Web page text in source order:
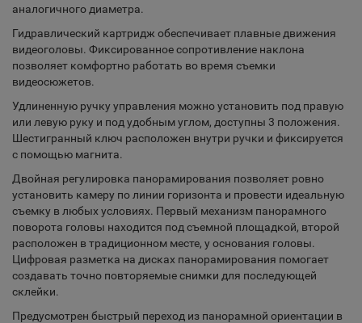
аналогичного диаметра.
Гидравлический картридж обеспечивает плавные движения
видеоголовы. Фиксированное сопротивление наклона
позволяет комфортно работать во время съемки
видеосюжетов.
Удлиненную ручку управления можно установить под правую
или левую руку и под удобным углом, доступны 3 положения.
Шестигранный ключ расположен внутри ручки и фиксируется
с помощью магнита.
Двойная регулировка панорамирования позволяет ровно
установить камеру по линии горизонта и провести идеальную
съемку в любых условиях. Первый механизм панорамного
поворота головы находится под съемной площадкой, второй
расположен в традиционном месте, у основания головы.
Цифровая разметка на дисках панорамирования помогает
создавать точно повторяемые снимки для последующей
склейки.
Предусмотрен быстрый переход из панорамной ориентации в